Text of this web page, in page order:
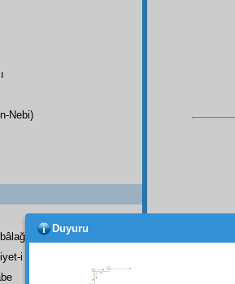
Nebi)
Mücâzefe Yoktur
i Mutlakası
Duyuru